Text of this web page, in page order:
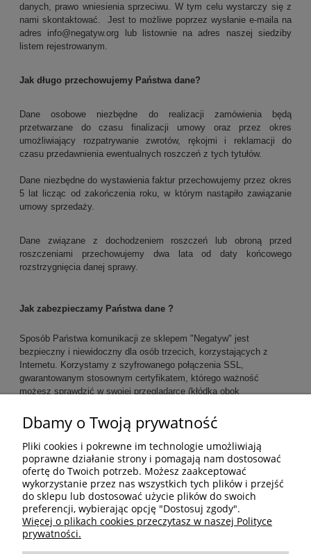
danych, prawo wniesienia sprzeciwu. W tym celu wystarczy się z
nami skontaktować. Jest to możliwe poprzez wysłanie e-maila na
adres info@negatyw.org lub listownie na adres naszej siedziby
listem rejestrowanym.
Jak długo przechowujemy Państwa dane?
Dane osobowe niezbędne do realizacji zamówienia będą
przetwarzane do czasu finalizacji umowy oraz przez okres
umożliwiający rozpatrywanie zwrotów, rękojmi i reklamacji do
czasu przedawnienia ewentualnych roszczeń z tych tytułów.
Dane niezbędne do wystawienia faktur przechowujemy przez okres
5 lat licząc od zakończenia roku, w którym nastąpiło zawiązanie
umowy sprzedaży.
Dane związane z dochodzeniem roszczeń lub obroną przed
roszczeniami przechowujemy dwa lata od daty końcowego
rozstrzygnięcia danej sprawy.
Jak zabezpieczamy Państwa dane ?
Sposób Państwa komunikacji ze sklepem "Negatyw" jest
bezpieczny i niewidoczny dla osób trzecich, korzystających z
Internetu. Korzystamy z szyfrowanego połączenia SSL,
gwarantowanym stosownym certyfikatem, którego ważność
możesz sprawdzić w swojej przeglądarce (kłódka obok
z dochowaniem należytej staranności, dotyczy to również
dokumentów w formie papierowej.
Twoje dane osobowe nie będą przekazywane poza
Europejski
Obszar Gospodarczy .
Pomoc
Dbamy o Twoją prywatność
Pliki cookies i pokrewne im technologie umożliwiają
poprawne działanie strony i pomagają nam dostosować
ofertę do Twoich potrzeb. Możesz zaakceptować
wykorzystanie przez nas wszystkich tych plików i przejść
do sklepu lub dostosować użycie plików do swoich
preferencji, wybierając opcję "Dostosuj zgody".
Więcej o plikach cookies przeczytasz w naszej Polityce
prywatności.